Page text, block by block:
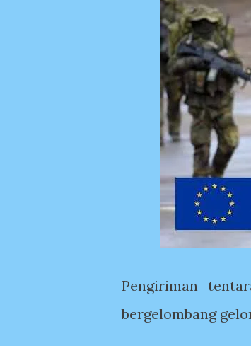
Pengiriman
bergelombang